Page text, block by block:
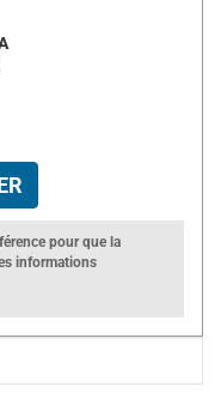
pour que la
informations